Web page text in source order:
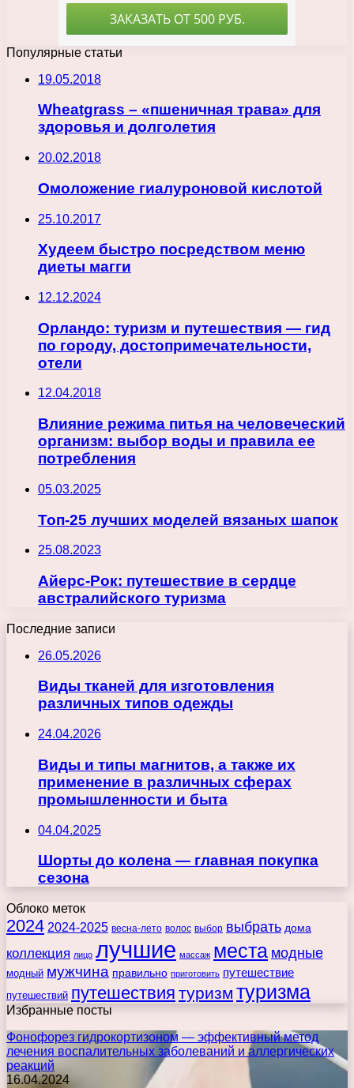
Популярные статьи
19.05.2018
Wheatgrass – «пшеничная трава» для
здоровья и долголетия
20.02.2018
Омоложение гиалуроновой кислотой
25.10.2017
Худеем быстро посредством меню
диеты магги
12.12.2024
Орландо: туризм и путешествия — гид
по городу, достопримечательности,
отели
12.04.2018
Влияние режима питья на человеческий
организм: выбор воды и правила ее
потребления
05.03.2025
Топ-25 лучших моделей вязаных шапок
25.08.2023
Айерс-Рок: путешествие в сердце
австралийского туризма
Последние записи
26.05.2026
Виды тканей для изготовления
различных типов одежды
24.04.2026
Виды и типы магнитов, а также их
применение в различных сферах
промышленности и быта
04.04.2025
Шорты до колена — главная покупка
сезона
Облоко меток
2024 2024-2025 весна-лето волос выбор выбрать дома
коллекция лицо лучшие массаж места модные
модный мужчина правильно приготовить путешествие
путешествий путешествия туризм туризма
Избранные посты
Фонофорез гидрокортизоном — эффективный метод
лечения воспалительных заболеваний и аллергических
реакций
16.04.2024